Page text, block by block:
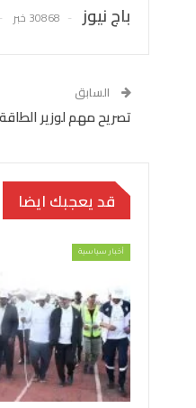
باج نيوز 30868 خبر
السابق
تصريح مهم لوزير
قد يعجبك ايضا
أخبار سياسية